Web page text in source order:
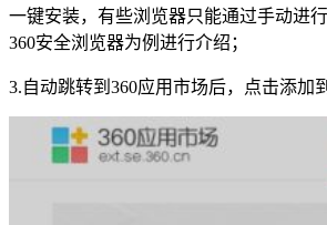
一键安装，有些浏览器只能通过手动进
360安全浏览器为例进行介绍；
3.自动跳转到360应用市场后，点击添加